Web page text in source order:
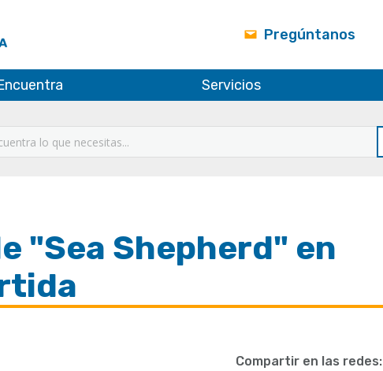
Pregúntanos
Servicios
"Sea Shepherd" en
Compartir en las redes: